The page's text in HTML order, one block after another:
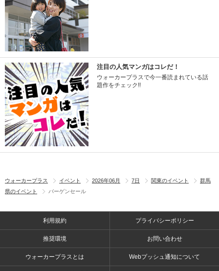
注目の人気マンガはコレだ！
ウォーカープラスで今一番読まれている話
題作をチェック!!
ウォーカープラス イベント 2026年06月 7日 関東のイベント
群馬
県のイベント
バーゲンセール
利用規約 プライバシーポリシー
推奨環境 お問い合わせ
ウォーカープラスとは Webプッシュ通知について